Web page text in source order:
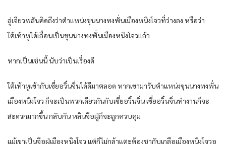
ลู่เจียวพลันคิดถึงว่าตำแหน่งขุนนางทงพั่นเมืองหนิงโจวที่ว่างลง หรือว่า
ใต้เท้าหูได้เลื่อนเป็นขุนนางทงพั่นเมืองหนิงโจวแล้ว
หากเป็นเช่นนี้ นับว่าเป็นเรื่องดี
ใต้เท้าหูเข้ากับเซี่ยอวิ๋นจิ่นได้ดีมาตลอด หากเขามารับตำแหน่งขุนนางทงพั่น
เมืองหนิงโจว ก็จะเป็นพวกเดียวกันกับเซี่ยอวิ๋นจิ่น เซี่ยอวิ๋นจิ่นทำงานก็จะ
สะดวกมากขึ้น กลับกัน หลินจือฝู่ก็จะถูกควบคุม
แม้เขาเป็นจือฝู่เมืองหนิงโจว แต่ก็ไม่กล้าแตะต้องชากับเกลือเมืองหนิงโจวอ